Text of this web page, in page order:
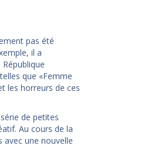
pas été
il a
que «Femme
les horreurs de ces
de petites
Au cours de la
avec une nouvelle